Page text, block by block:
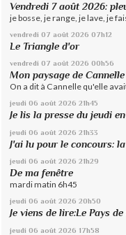
Vendredi 7 août 2026:
je bosse, je range, je lave, je
vendredi 07 août 2026 07h12
Le Triangle d'or
vendredi 07 août 2026 00h56
Mon paysage de
On a dit à Cannelle qu'elle
jeudi 06 août 2026 21h45
Je lis la presse du jeudi
jeudi 06 août 2026 21h33
J'ai lu pour le concours:
jeudi 06 août 2026 21h29
De ma fenêtre
mardi matin 6h45
jeudi 06 août 2026 20h50
Je viens de lire:Le Pays
jeudi 06 août 2026 17h58